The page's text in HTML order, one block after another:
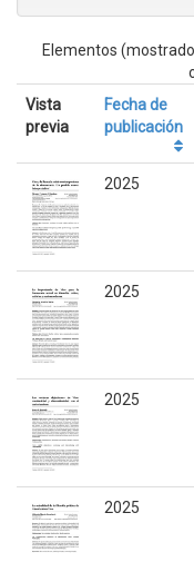
Elementos
Vista
previa
Fecha de
publicación
2025
2025
2025
2025